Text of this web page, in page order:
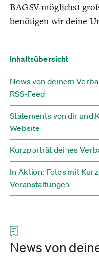
BAGSV möglichst
benötigen wir deine
Inhaltsübersicht
News von deinem
RSS-Feed
Statements von dir und
Website
Kurzporträt deines
In Aktion: Fotos mit
Veranstaltungen
News von